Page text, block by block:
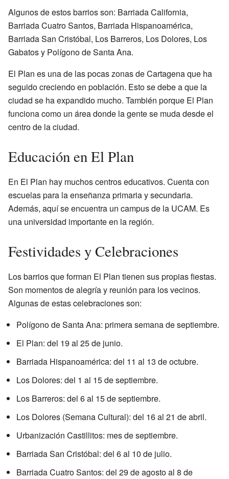
Algunos de estos barrios son: Barriada California,
Barriada Cuatro Santos, Barriada Hispanoamérica,
Barriada San Cristóbal, Los Barreros, Los Dolores, Los
Gabatos y Polígono de Santa Ana.
El Plan es una de las pocas zonas de Cartagena que ha
seguido creciendo en población. Esto se debe a que la
ciudad se ha expandido mucho. También porque El Plan
funciona como un área donde la gente se muda desde el
centro de la ciudad.
Educación en El Plan
En El Plan hay muchos centros educativos. Cuenta con
escuelas para la enseñanza primaria y secundaria.
Además, aquí se encuentra un campus de la UCAM. Es
una universidad importante en la región.
Festividades y Celebraciones
Los barrios que forman El Plan tienen sus propias fiestas.
Son momentos de alegría y reunión para los vecinos.
Algunas de estas celebraciones son:
Polígono de Santa Ana: primera semana de septiembre.
El Plan: del 19 al 25 de junio.
Barriada Hispanoamérica: del 11 al 13 de octubre.
Los Dolores: del 1 al 15 de septiembre.
Los Barreros: del 6 al 15 de septiembre.
Los Dolores (Semana Cultural): del 16 al 21 de abril.
Urbanización Castillitos: mes de septiembre.
Barriada San Cristóbal: del 6 al 10 de julio.
Barriada Cuatro Santos: del 29 de agosto al 8 de